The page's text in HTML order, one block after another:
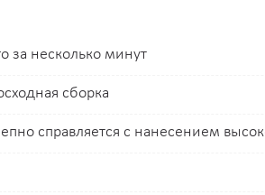
за несколько минут
сборка
справляется с нанесением